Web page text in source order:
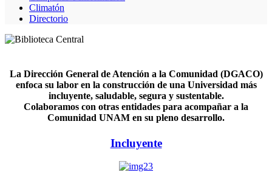
Climatón
Directorio
La Dirección General de Atención a la Comunidad (DGACO)
enfoca su labor en la construcción de una Universidad más
incluyente, saludable, segura y sustentable.
Colaboramos con otras entidades para acompañar a la
Comunidad UNAM en su pleno desarrollo.
Incluyente